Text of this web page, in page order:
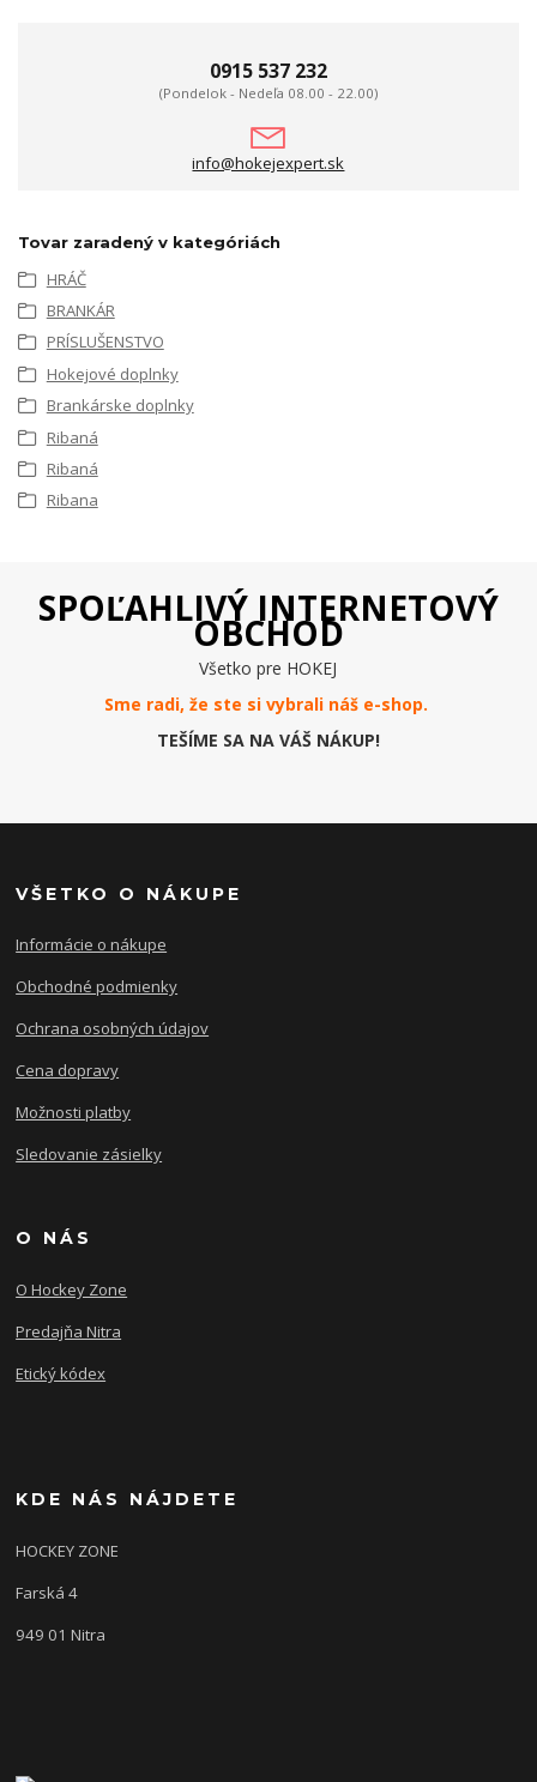
0915 537 232
(Pondelok - Nedeľa 08.00 - 22.00)
info@hokejexpert.sk
Tovar zaradený v kategóriách
HRÁČ
BRANKÁR
PRÍSLUŠENSTVO
Hokejové doplnky
Brankárske doplnky
Ribaná
Ribaná
Ribana
SPOĽAHLIVÝ INTERNETOVÝ
OBCHOD
Všetko pre HOKEJ
Sme radi, že ste si vybrali náš e-shop.
TEŠÍME SA NA VÁŠ NÁKUP!
VŠETKO O NÁKUPE
Informácie o nákupe
Obchodné podmienky
Ochrana osobných údajov
Cena dopravy
Možnosti platby
Sledovanie zásielky
O NÁS
O Hockey Zone
Predajňa Nitra
Etický kódex
KDE NÁS NÁJDETE
HOCKEY ZONE
Farská 4
949 01 Nitra